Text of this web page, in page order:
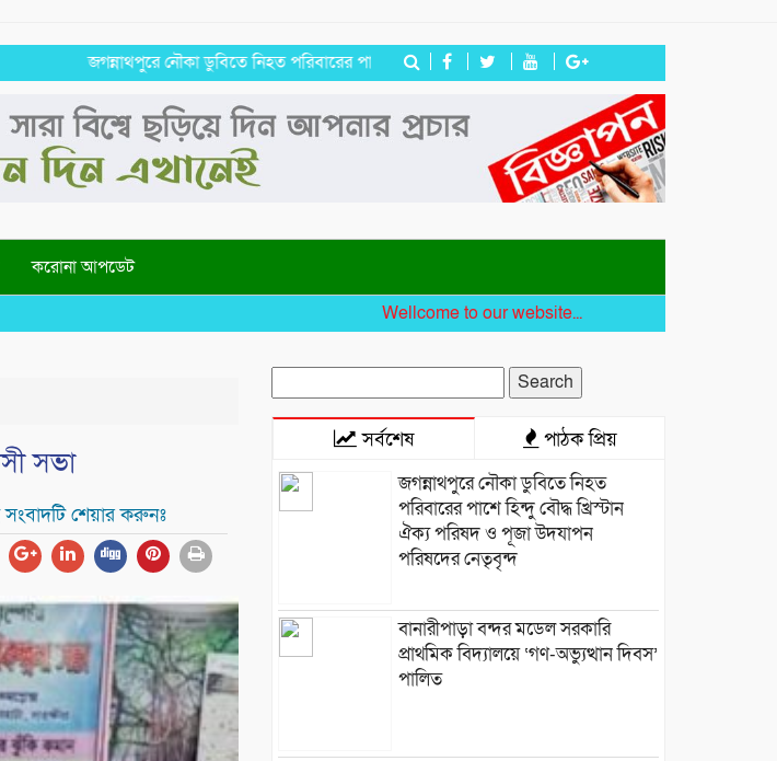
জগন্নাথপুরে নৌকা ডুবিতে নিহত পরিবারের পাশে হিন্দু বৌদ্ধ খ্রিস্টান ঐক্য পরিষদ ও পূজা উদযাপন পরিষদের নেতৃবৃন্দ
করোনা আপডেট
Wellcome to our website...
সভা
শেয়ার করুনঃ
for:
সর্বশেষ পাঠক প্রিয়
জগন্নাথপুরে নৌকা ডুবিতে নিহত
পরিবারের পাশে হিন্দু বৌদ্ধ খ্রিস্টান
ঐক্য পরিষদ ও পূজা উদযাপন
পরিষদের নেতৃবৃন্দ
​বানারীপাড়া বন্দর মডেল সরকারি
প্রাথমিক বিদ্যালয়ে ‘গণ-অভ্যুত্থান দিবস’
পালিত